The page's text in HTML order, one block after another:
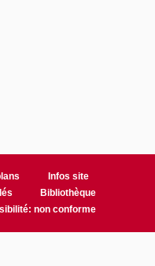
Infos site
Bibliothèque
non conforme